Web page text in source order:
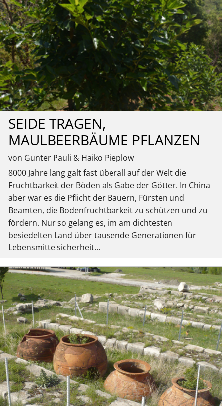
SEIDE TRAGEN,
MAULBEERBÄUME PFLANZEN
von Gunter Pauli & Haiko Pieplow
8000 Jahre lang galt fast überall auf der Welt die
Fruchtbarkeit der Böden als Gabe der Götter. In China
aber war es die Pflicht der Bauern, Fürsten und
Beamten, die Bodenfruchtbarkeit zu schützen und zu
fördern. Nur so gelang es, im am dichtesten
besiedelten Land über tausende Generationen für
Lebensmittelsicherheit...